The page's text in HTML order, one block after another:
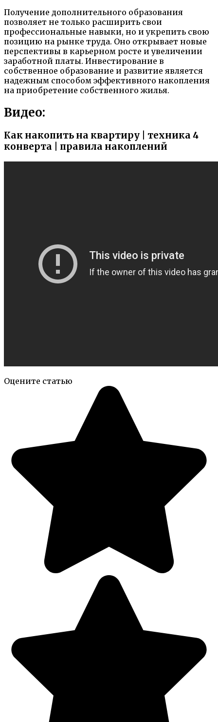
Получение дополнительного образования
позволяет не только расширить свои
профессиональные навыки, но и укрепить свою
позицию на рынке труда. Оно открывает новые
перспективы в карьерном росте и увеличении
заработной платы. Инвестирование в
собственное образование и развитие является
надежным способом эффективного накопления
на приобретение собственного жилья.
Видео:
Как накопить на квартиру | техника 4
конверта | правила накоплений
Оцените статью